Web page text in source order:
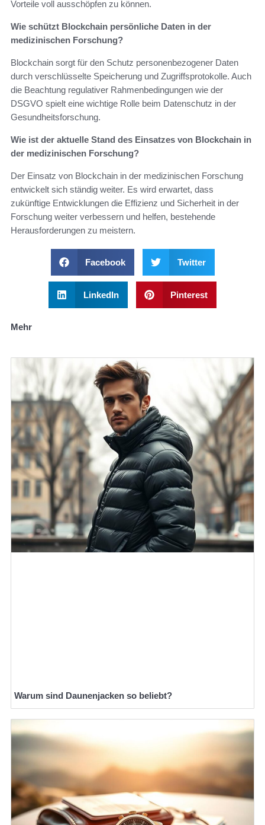
Vorteile voll ausschöpfen zu können.
Wie schützt Blockchain persönliche Daten in der
medizinischen Forschung?
Blockchain sorgt für den Schutz personenbezogener Daten
durch verschlüsselte Speicherung und Zugriffsprotokolle. Auch
die Beachtung regulativer Rahmenbedingungen wie der
DSGVO spielt eine wichtige Rolle beim Datenschutz in der
Gesundheitsforschung.
Wie ist der aktuelle Stand des Einsatzes von Blockchain in
der medizinischen Forschung?
Der Einsatz von Blockchain in der medizinischen Forschung
entwickelt sich ständig weiter. Es wird erwartet, dass
zukünftige Entwicklungen die Effizienz und Sicherheit in der
Forschung weiter verbessern und helfen, bestehende
Herausforderungen zu meistern.
Facebook Twitter
LinkedIn Pinterest
Mehr
Warum sind Daunenjacken so beliebt?